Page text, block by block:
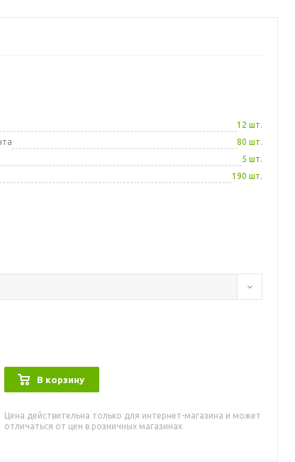
12 шт.
80 шт.
5 шт.
190 шт.
В корзину
Цена действительна только для интернет-магазина и может
отличаться от цен в розничных магазинах